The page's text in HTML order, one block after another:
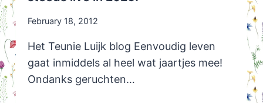
February 18, 2012
Het Teunie Luijk blog Eenvoudig leven
gaat inmiddels al heel wat jaartjes mee!
Ondanks geruchten…